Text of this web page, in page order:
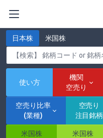
日本株 米国株
使い方
機関
空売り
空売り比率
(業種)
空売り
注目銘柄
米国株
米国株